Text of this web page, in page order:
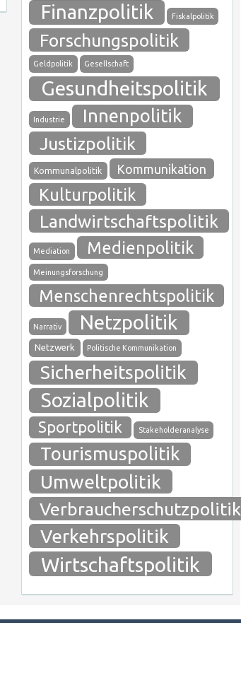
Finanzpolitik Fiskalpolitik
Forschungspolitik
Geldpolitik Gesellschaft
Gesundheitspolitik
Industrie Innenpolitik
Justizpolitik
Kommunalpolitik Kommunikation
Kulturpolitik
Landwirtschaftspolitik
Mediation Medienpolitik
Meinungsforschung
Menschenrechtspolitik
Narrativ Netzpolitik
Netzwerk Politische Kommunikation
Sicherheitspolitik
Sozialpolitik
Sportpolitik Stakeholderanalyse
Tourismuspolitik
Umweltpolitik
Verbraucherschutzpolitik
Verkehrspolitik
Wirtschaftspolitik